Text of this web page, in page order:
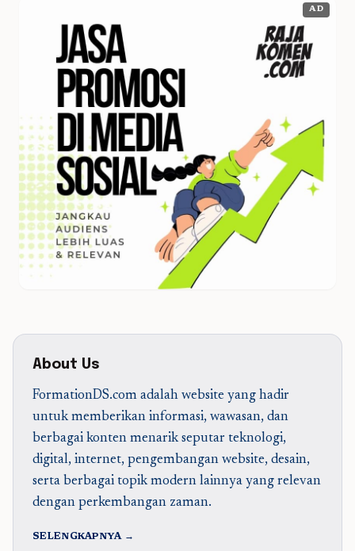
AD
About Us
FormationDS.com adalah website yang hadir
untuk memberikan informasi, wawasan, dan
berbagai konten menarik seputar teknologi,
digital, internet, pengembangan website, desain,
serta berbagai topik modern lainnya yang relevan
dengan perkembangan zaman.
SELENGKAPNYA →